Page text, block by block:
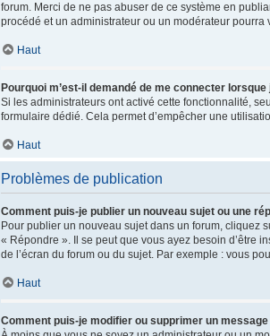
forum. Merci de ne pas abuser de ce système en
procédé et un administrateur ou un modérateur
Haut
Pourquoi m’est-il demandé de me connecter
Si les administrateurs ont activé cette fonctionnalité,
formulaire dédié. Cela permet d’empêcher une
Haut
Problèmes de publication
Comment puis-je publier un nouveau sujet ou une
Pour publier un nouveau sujet dans un forum, cliquez
« Répondre ». Il se peut que vous ayez besoin d’être
de l’écran du forum ou du sujet. Par exemple : vous
Haut
Comment puis-je modifier ou supprimer un message